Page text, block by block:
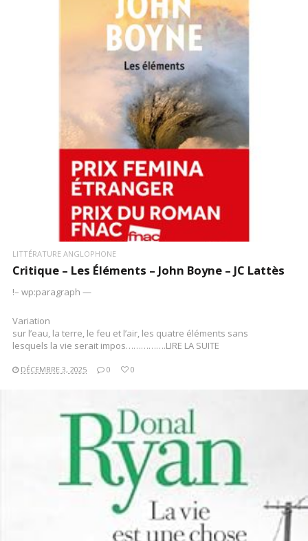
LIRE LA SUITE
LITTÉRATURE ANGLOPHONE
Critique – Les Éléments – John Boyne – JC Lattès
!– wp:paragraph —
Variation
sur l’eau, la terre, le feu et l’air, les quatre éléments sans
lesquels la vie serait impos…………….LIRE LA SUITE
DÉCEMBRE 3, 2025 0 0